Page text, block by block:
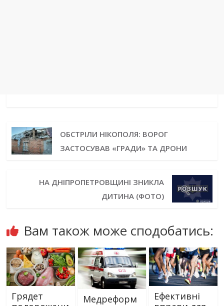
ОБСТРІЛИ НІКОПОЛЯ: ВОРОГ
ЗАСТОСУВАВ «ГРАДИ» ТА ДРОНИ
НА ДНІПРОПЕТРОВЩИНІ ЗНИКЛА
ДИТИНА (ФОТО)
Вам також може сподобатись:
Грядет
Медреформ
Ефективні